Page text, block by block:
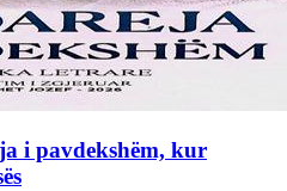
i pavdekshëm, kur